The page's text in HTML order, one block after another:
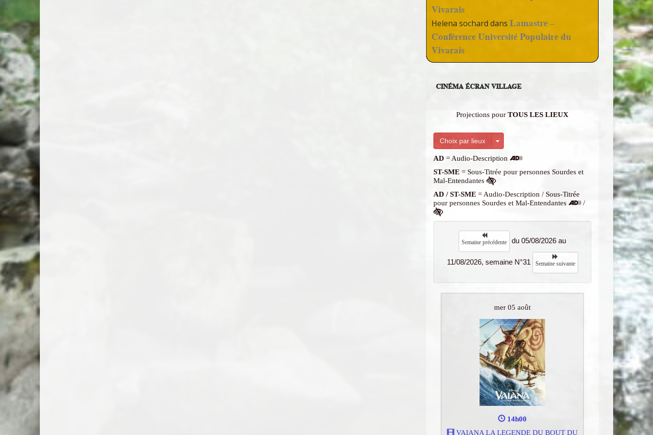
Vivarais
Helena sochard dansLamastre –
Conférence Université Populaire du
Vivarais
CINÉMA ÉCRAN VILLAGE